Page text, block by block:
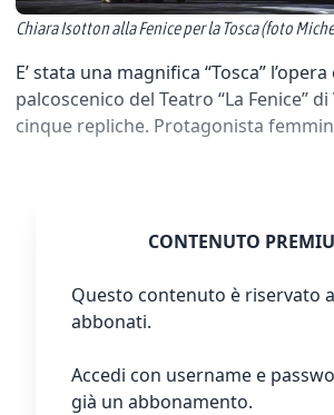
Chiara Isotton alla Fenice per la Tosca (foto
E’ stata una magnifica “Tosca”
palcoscenico del Teatro “La Fenice”
cinque repliche. Protagonista
CONTENUTO
Questo contenuto è riservato
abbonati.
Accedi con username e
già un abbonamento.